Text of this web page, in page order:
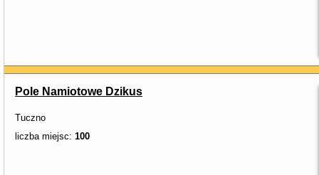
Pole Namiotowe Dzikus
Tuczno
liczba miejsc: 100